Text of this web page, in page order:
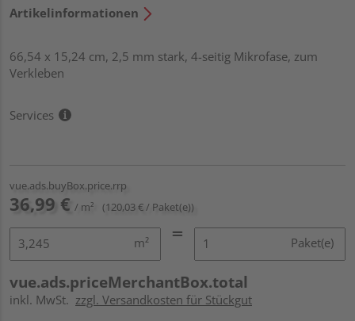
Artikelinformationen
66,54 x 15,24 cm, 2,5 mm stark, 4-seitig Mikrofase, zum
Verkleben
Services
vue.ads.buyBox.price.rrp
36,99 € / m² (120,03 € / Paket(e))
m² Paket(e)
vue.ads.priceMerchantBox.total
inkl. MwSt. zzgl. Versandkosten für Stückgut